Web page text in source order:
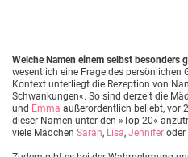
Welche Namen einem selbst besonders
wesentlich eine Frage des persönlichen
Kontext unterliegt die Rezeption von
Schwankungen«. So sind derzeit die
und Emma außerordentlich beliebt, vor
dieser Namen unter den »Top 20«
viele Mädchen Sarah, Lisa, Jennifer oder